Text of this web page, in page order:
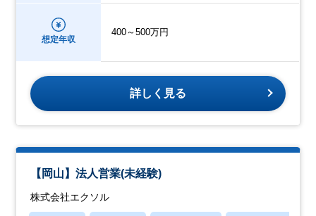
想定年収
400～500万円
詳しく見る
【岡山】法人営業(未経験)
株式会社エクソル